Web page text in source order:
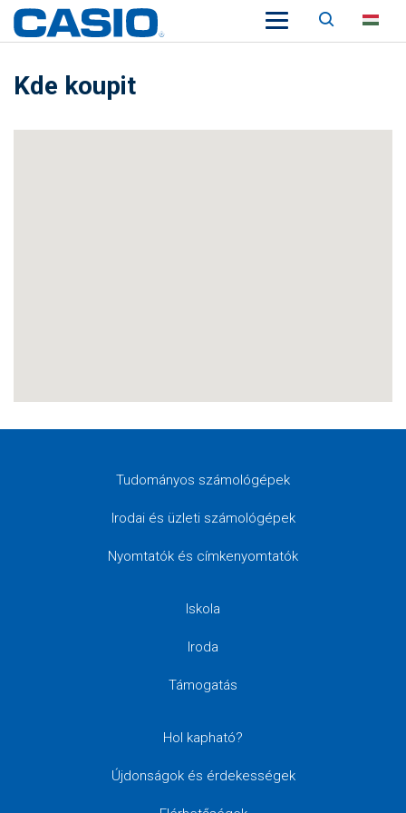
Keresés
Kde koupit
Tudományos számológépek
Irodai és üzleti számológépek
Nyomtatók és címkenyomtatók
Iskola
Iroda
Támogatás
Hol kapható?
Újdonságok és érdekességek